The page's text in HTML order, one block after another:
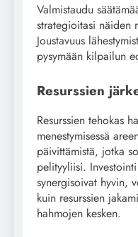
Valmistaudu
strategioitasi näiden
Joustavuus
pysymään kilpailun
Resurssien
Resurssien tehokas
menestymisessä
päivittämistä, jotka
pelityyliisi.
synergisoivat hyvin,
kuin resurssien
hahmojen kesken.